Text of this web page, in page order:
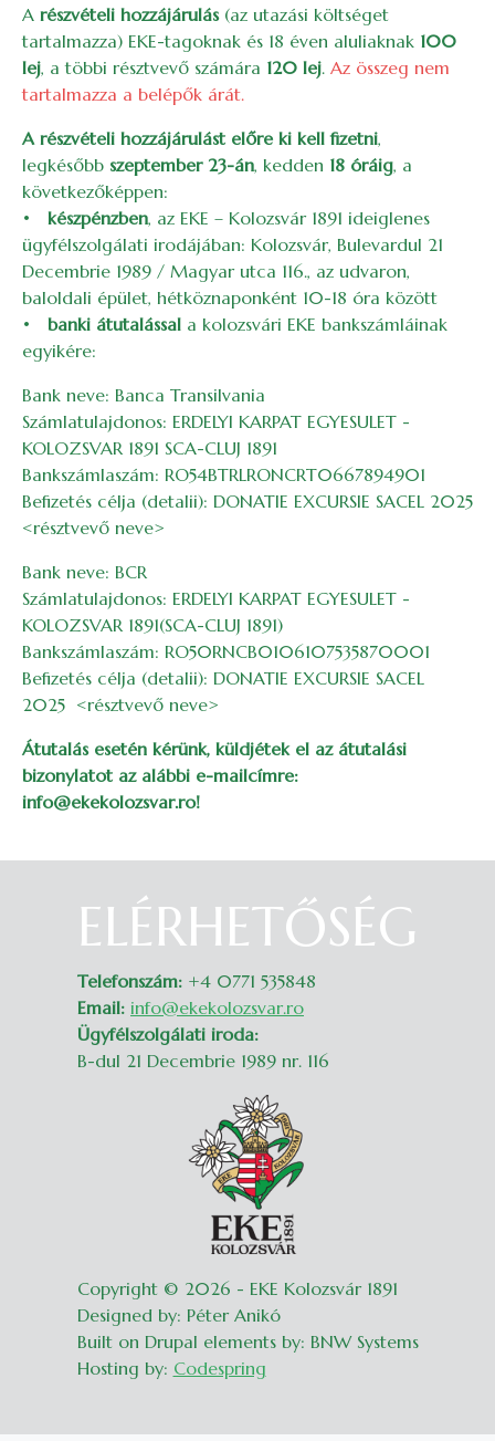
A részvételi hozzájárulás (az utazási költséget
tartalmazza) EKE-tagoknak és 18 éven aluliaknak 100
lej, a többi résztvevő számára 120 lej. Az összeg nem
tartalmazza a belépők árát.
A részvételi hozzájárulást előre ki kell fizetni,
legkésőbb szeptember 23-án, kedden 18 óráig, a
következőképpen:
• készpénzben, az EKE – Kolozsvár 1891 ideiglenes
ügyfélszolgálati irodájában: Kolozsvár, Bulevardul 21
Decembrie 1989 / Magyar utca 116., az udvaron,
baloldali épület, hétköznaponként 10-18 óra között
• banki átutalással a kolozsvári EKE bankszámláinak
egyikére:
Bank neve: Banca Transilvania
Számlatulajdonos: ERDELYI KARPAT EGYESULET -
KOLOZSVAR 1891 SCA-CLUJ 1891
Bankszámlaszám: RO54BTRLRONCRT0667894901
Befizetés célja (detalii): DONATIE EXCURSIE SACEL 2025
<résztvevő neve>
Bank neve: BCR
Számlatulajdonos: ERDELYI KARPAT EGYESULET -
KOLOZSVAR 1891(SCA-CLUJ 1891)
Bankszámlaszám: RO50RNCB0106107535870001
Befizetés célja (detalii): DONATIE EXCURSIE SACEL
2025 <résztvevő neve>
Átutalás esetén kérünk, küldjétek el az átutalási
bizonylatot az alábbi e-mailcímre:
info@ekekolozsvar.ro!
ELÉRHETŐSÉG
Telefonszám: +4 0771 535848
Email: info@ekekolozsvar.ro
Ügyfélszolgálati iroda:
B-dul 21 Decembrie 1989 nr. 116
Copyright © 2026 - EKE Kolozsvár 1891
Designed by: Péter Anikó
Built on Drupal elements by: BNW Systems
Hosting by: Codespring